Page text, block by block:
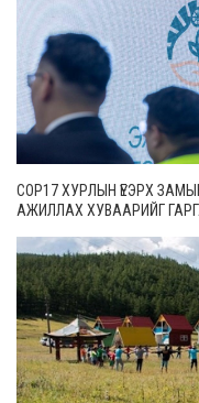
COP17 ХУРЛЫН ҮЕЭРХ
АЖИЛЛАХ ХУВААРИЙГ